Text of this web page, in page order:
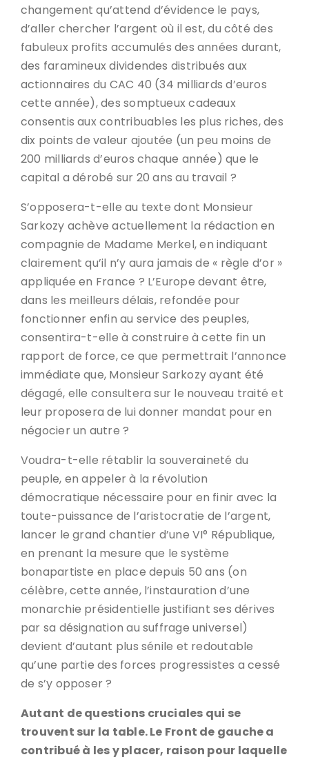
changement qu’attend d’évidence le pays,
d’aller chercher l’argent où il est, du côté des
fabuleux profits accumulés des années durant,
des faramineux dividendes distribués aux
actionnaires du CAC 40 (34 milliards d’euros
cette année), des somptueux cadeaux
consentis aux contribuables les plus riches, des
dix points de valeur ajoutée (un peu moins de
200 milliards d’euros chaque année) que le
capital a dérobé sur 20 ans au travail ?
S’opposera-t-elle au texte dont Monsieur
Sarkozy achève actuellement la rédaction en
compagnie de Madame Merkel, en indiquant
clairement qu’il n’y aura jamais de « règle d’or »
appliquée en France ? L’Europe devant être,
dans les meilleurs délais, refondée pour
fonctionner enfin au service des peuples,
consentira-t-elle à construire à cette fin un
rapport de force, ce que permettrait l’annonce
immédiate que, Monsieur Sarkozy ayant été
dégagé, elle consultera sur le nouveau traité et
leur proposera de lui donner mandat pour en
négocier un autre ?
Voudra-t-elle rétablir la souveraineté du
peuple, en appeler à la révolution
démocratique nécessaire pour en finir avec la
toute-puissance de l’aristocratie de l’argent,
lancer le grand chantier d’une VI° République,
en prenant la mesure que le système
bonapartiste en place depuis 50 ans (on
célèbre, cette année, l’instauration d’une
monarchie présidentielle justifiant ses dérives
par sa désignation au suffrage universel)
devient d’autant plus sénile et redoutable
qu’une partie des forces progressistes a cessé
de s’y opposer ?
Autant de questions cruciales qui se
trouvent sur la table. Le Front de gauche a
contribué à les y placer, raison pour laquelle